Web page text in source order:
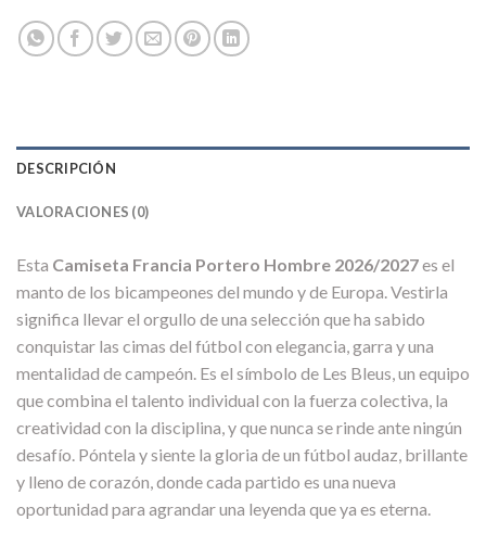
DESCRIPCIÓN
VALORACIONES (0)
Esta Camiseta Francia Portero Hombre 2026/2027es el
manto de los bicampeones del mundo y de Europa. Vestirla
significa llevar el orgullo de una selección que ha sabido
conquistar las cimas del fútbol con elegancia, garra y una
mentalidad de campeón. Es el símbolo de Les Bleus, un equipo
que combina el talento individual con la fuerza colectiva, la
creatividad con la disciplina, y que nunca se rinde ante ningún
desafío. Póntela y siente la gloria de un fútbol audaz, brillante
y lleno de corazón, donde cada partido es una nueva
oportunidad para agrandar una leyenda que ya es eterna.